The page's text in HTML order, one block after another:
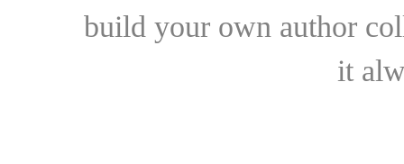
build your own author
it